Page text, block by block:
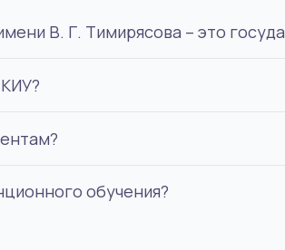
В. Г. Тимирясова – это
обучения?